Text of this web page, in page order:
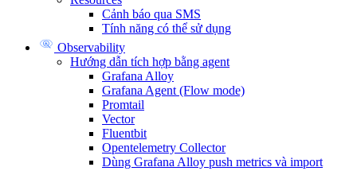
Cảnh báo qua SMS
Tính năng có thể sử dụng
Observability
Hướng dẫn tích hợp bằng agent
Grafana Alloy
Grafana Agent (Flow mode)
Promtail
Vector
Fluentbit
Opentelemetry Collector
Dùng Grafana Alloy push metrics và import